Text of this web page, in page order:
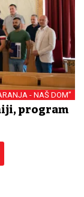
- NAŠ DOM”
program